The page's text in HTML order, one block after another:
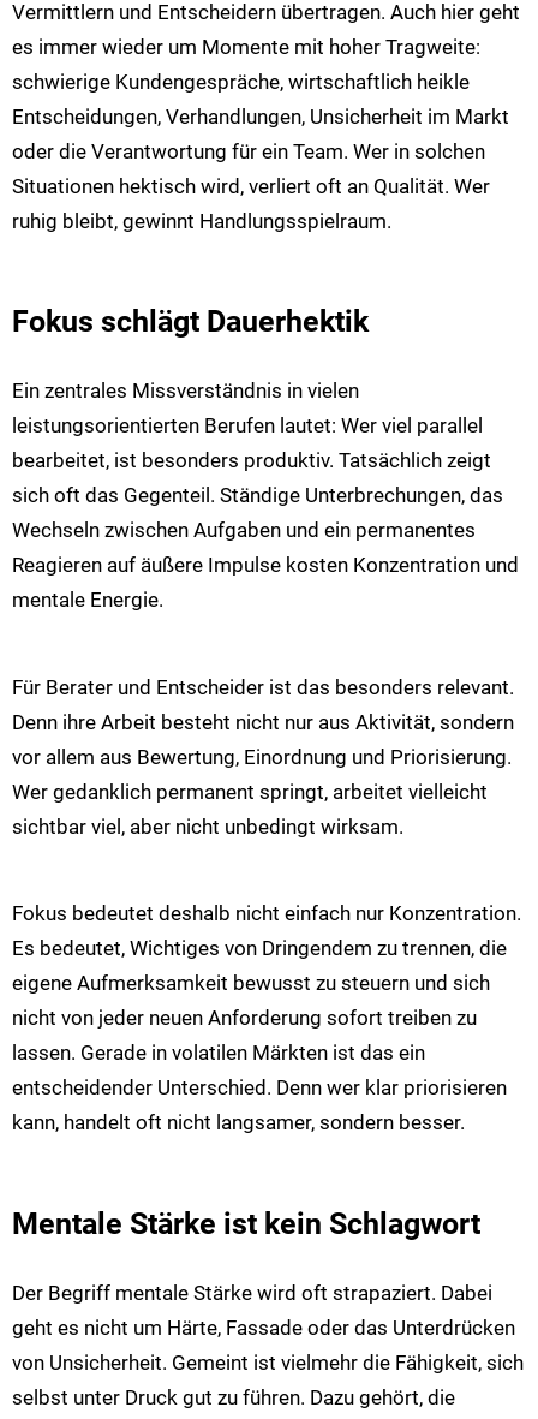
Vermittlern und Entscheidern übertragen. Auch hier geht
es immer wieder um Momente mit hoher Tragweite:
schwierige Kundengespräche, wirtschaftlich heikle
Entscheidungen, Verhandlungen, Unsicherheit im Markt
oder die Verantwortung für ein Team. Wer in solchen
Situationen hektisch wird, verliert oft an Qualität. Wer
ruhig bleibt, gewinnt Handlungsspielraum.
Fokus schlägt Dauerhektik
Ein zentrales Missverständnis in vielen
leistungsorientierten Berufen lautet: Wer viel parallel
bearbeitet, ist besonders produktiv. Tatsächlich zeigt
sich oft das Gegenteil. Ständige Unterbrechungen, das
Wechseln zwischen Aufgaben und ein permanentes
Reagieren auf äußere Impulse kosten Konzentration und
mentale Energie.
Für Berater und Entscheider ist das besonders relevant.
Denn ihre Arbeit besteht nicht nur aus Aktivität, sondern
vor allem aus Bewertung, Einordnung und Priorisierung.
Wer gedanklich permanent springt, arbeitet vielleicht
sichtbar viel, aber nicht unbedingt wirksam.
Fokus bedeutet deshalb nicht einfach nur Konzentration.
Es bedeutet, Wichtiges von Dringendem zu trennen, die
eigene Aufmerksamkeit bewusst zu steuern und sich
nicht von jeder neuen Anforderung sofort treiben zu
lassen. Gerade in volatilen Märkten ist das ein
entscheidender Unterschied. Denn wer klar priorisieren
kann, handelt oft nicht langsamer, sondern besser.
Mentale Stärke ist kein Schlagwort
Der Begriff mentale Stärke wird oft strapaziert. Dabei
geht es nicht um Härte, Fassade oder das Unterdrücken
von Unsicherheit. Gemeint ist vielmehr die Fähigkeit, sich
selbst unter Druck gut zu führen. Dazu gehört, die